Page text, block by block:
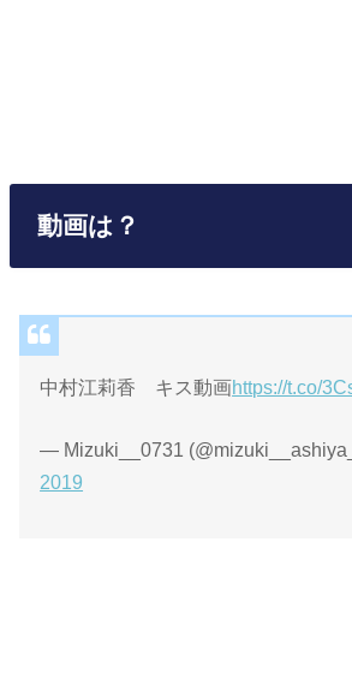
動画は？
中村江莉香 キス動画https://t.co/
— Mizuki__0731
2019